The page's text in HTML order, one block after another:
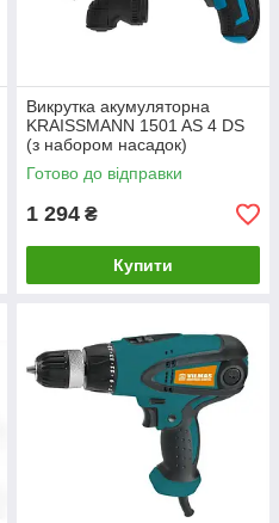
Викрутка акумуляторна
KRAISSMANN 1501 AS 4 DS
(з набором насадок)
Готово до відправки
1 294 ₴
Купити